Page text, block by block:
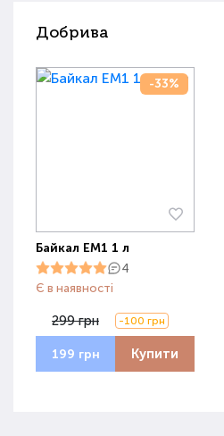
Добрива
-33%
Байкал ЕМ1 1 л
4
Є в наявності
299 грн -100 грн
199 грн Купити